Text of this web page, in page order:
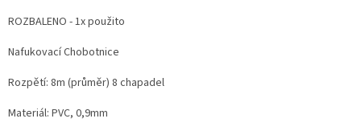
ROZBALENO - 1x použito
Nafukovací Chobotnice
Rozpětí: 8m (průměr) 8 chapadel
Materiál: PVC, 0,9mm